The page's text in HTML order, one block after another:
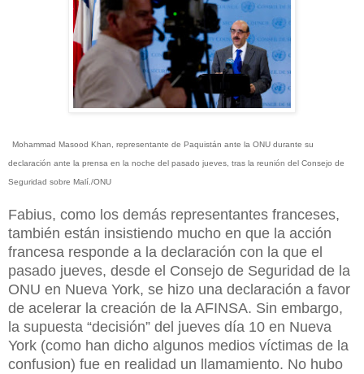
Mohammad Masood Khan, representante de Paquistán ante la ONU durante su
declaración ante la prensa en la noche del pasado jueves, tras la reunión del Consejo de
Seguridad sobre Malí./ONU
Fabius, como los demás representantes franceses,
también están insistiendo mucho en que la acción
francesa responde a la declaración con la que el
pasado jueves, desde el Consejo de Seguridad de la
ONU en Nueva York, se hizo una declaración a favor
de acelerar la creación de la AFINSA. Sin embargo,
la supuesta “decisión” del jueves día 10 en Nueva
York (como han dicho algunos medios víctimas de la
confusion) fue en realidad un llamamiento. No hubo